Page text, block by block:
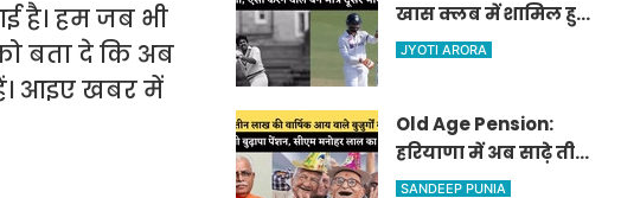
है। हम जब भी
बता दे कि अब
आइए खबर में
खास क्लब में शामिल हुए
'रॉकस्टार' जडेजा, ऐसा
JYOTI ARORA
Old Age Pension:
हरियाणा में अब साढ़े तीन
लाख की वार्षिक आय
SANDEEP PUNIA